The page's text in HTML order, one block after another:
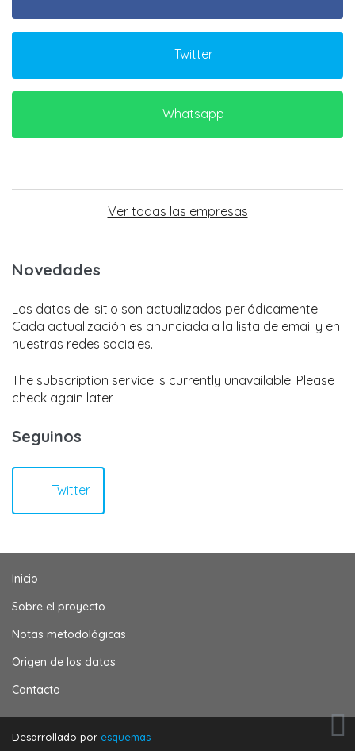
Twitter
Whatsapp
Ver todas las empresas
Novedades
Los datos del sitio son actualizados periódicamente.
Cada actualización es anunciada a la lista de email y en
nuestras redes sociales.
The subscription service is currently unavailable. Please
check again later.
Seguinos
Twitter
Inicio
Sobre el proyecto
Notas metodológicas
Origen de los datos
Contacto
Desarrollado por esquemas